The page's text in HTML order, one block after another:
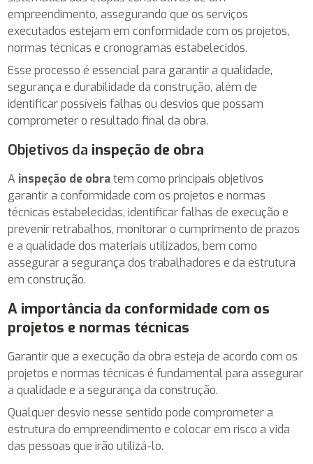
empreendimento, assegurando que os serviços
executados estejam em conformidade com os projetos,
normas técnicas e cronogramas estabelecidos.
Esse processo é essencial para garantir a qualidade,
segurança e durabilidade da construção, além de
identificar possíveis falhas ou desvios que possam
comprometer o resultado final da obra.
Objetivos da inspeção de obra
A inspeção de obratem como principais objetivos
garantir a conformidade com os projetos e normas
técnicas estabelecidas, identificar falhas de execução e
prevenir retrabalhos, monitorar o cumprimento de prazos
e a qualidade dos materiais utilizados, bem como
assegurar a segurança dos trabalhadores e da estrutura
em construção.
A importância da conformidade com os
projetos e normas técnicas
Garantir que a execução da obra esteja de acordo com os
projetos e normas técnicas é fundamental para assegurar
a qualidade e a segurança da construção.
Qualquer desvio nesse sentido pode comprometer a
estrutura do empreendimento e colocar em risco a vida
das pessoas que irão utilizá-lo.